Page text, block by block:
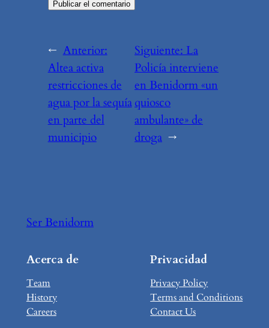
← Anterior:
Altea activa
restricciones de
agua por la sequía
en parte del
municipio
Siguiente: La
Policía interviene
en Benidorm «un
quiosco
ambulante» de
droga →
Ser Benidorm
Acerca de
Team
History
Careers
Privacidad
Privacy Policy
Terms and Conditions
Contact Us